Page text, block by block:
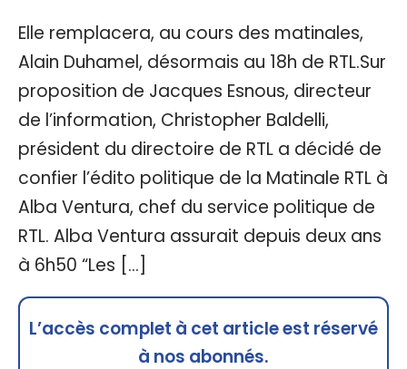
Elle remplacera, au cours des matinales,
Alain Duhamel, désormais au 18h de RTL.Sur
proposition de Jacques Esnous, directeur
de l’information, Christopher Baldelli,
président du directoire de RTL a décidé de
confier l’édito politique de la Matinale RTL à
Alba Ventura, chef du service politique de
RTL. Alba Ventura assurait depuis deux ans
à 6h50 “Les […]
L’accès complet à cet article est réservé
à nos abonnés.